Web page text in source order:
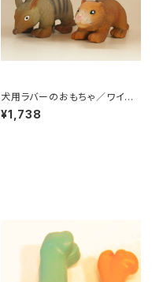
犬用ラバーのおもちゃ／ワイル
ドアニマル
¥1,738